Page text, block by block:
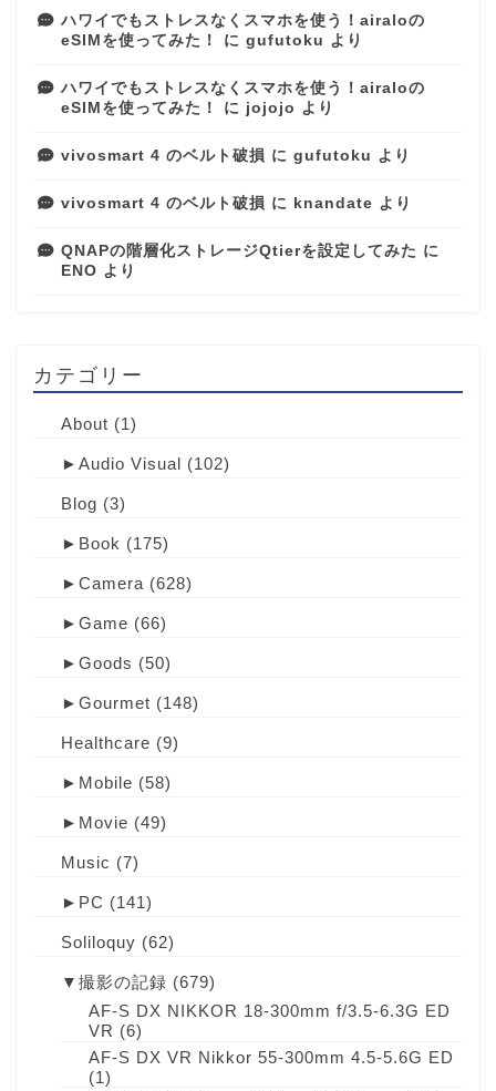
ハワイでもストレスなくスマホを使う！airaloの
eSIMを使ってみた！
に gufutoku より
ハワイでもストレスなくスマホを使う！airaloの
eSIMを使ってみた！
に jojojo より
vivosmart 4 のベルト破損 に gufutoku より
vivosmart 4 のベルト破損 に knandate より
QNAPの階層化ストレージQtierを設定してみた に
ENO より
カテゴリー
About (1)
► Audio Visual (102)
Blog (3)
► Book (175)
► Camera (628)
► Game (66)
► Goods (50)
► Gourmet (148)
Healthcare (9)
► Mobile (58)
► Movie (49)
Music (7)
► PC (141)
Soliloquy (62)
▼ 撮影の記録 (679)
AF-S DX NIKKOR 18-300mm f/3.5-6.3G ED
VR (6)
AF-S DX VR Nikkor 55-300mm 4.5-5.6G ED
(1)